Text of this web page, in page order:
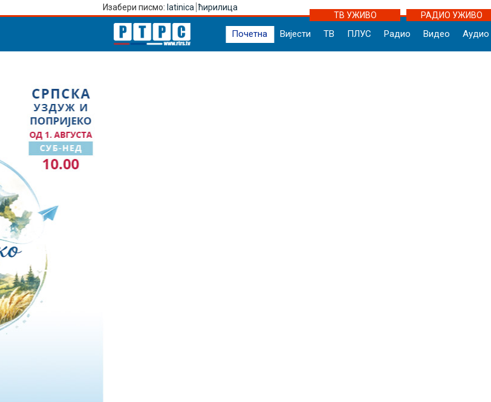
Изабери писмо: latinica ћирилица
ТВ УЖИВО
РАДИО УЖИВО
Почетна Вијести ТВ ПЛУС Радио Видео Аудио